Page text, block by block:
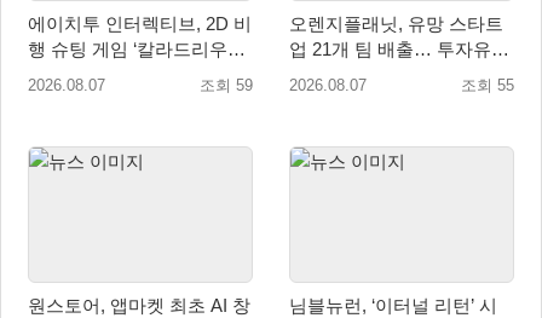
에이치투 인터렉티브, 2D 비
행 슈팅 게임 ‘칼라드리우스
2/다크 엘레멘트’ 올 겨울 전
2026.08.07 조회 59
오렌지플래닛, 유망 스타트
업 21개 팀 배출… 투자유치∙
매출성장 성과 눈길
2026.08.07 조회 55
원스토어, 앱마켓 최초 AI 창
님블뉴런, ‘이터널 리턴’ 시